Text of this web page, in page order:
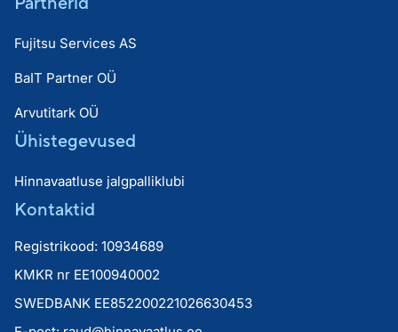
Fujitsu Services AS
BaIT Partner OÜ
Arvutitark OÜ
Ühistegevused
Hinnavaatluse jalgpalliklubi
Kontaktid
Registrikood: 10934689
KMKR nr EE100940002
SWEDBANK EE852200221026630453